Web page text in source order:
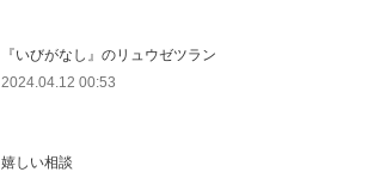
『いびがなし』のリュウゼツラン
2024.04.12 00:53
嬉しい相談